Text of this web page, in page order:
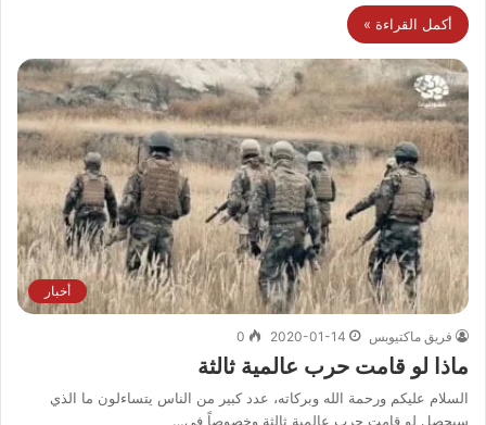
أكمل القراءة »
أخبار
فريق ماكتيوبس 2020-01-14
0
ماذا لو قامت حرب عالمية ثالثة
السلام عليكم ورحمة الله وبركاته، عدد كبير من الناس يتساءلون ما الذي
سيحصل لو قامت حرب عالمية ثالثة وخصوصاً في…